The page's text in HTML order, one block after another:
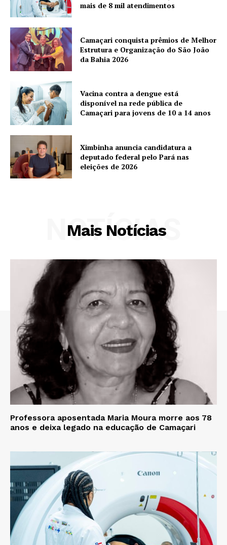
mais de 8 mil atendimentos
Camaçari conquista prêmios de Melhor
Estrutura e Organização do São João
da Bahia 2026
Vacina contra a dengue está
disponível na rede pública de
Camaçari para jovens de 10 a 14 anos
Ximbinha anuncia candidatura a
deputado federal pelo Pará nas
eleições de 2026
Mais Notícias
NOTÍCIAS
Professora aposentada Maria Moura morre aos 78
anos e deixa legado na educação de Camaçari